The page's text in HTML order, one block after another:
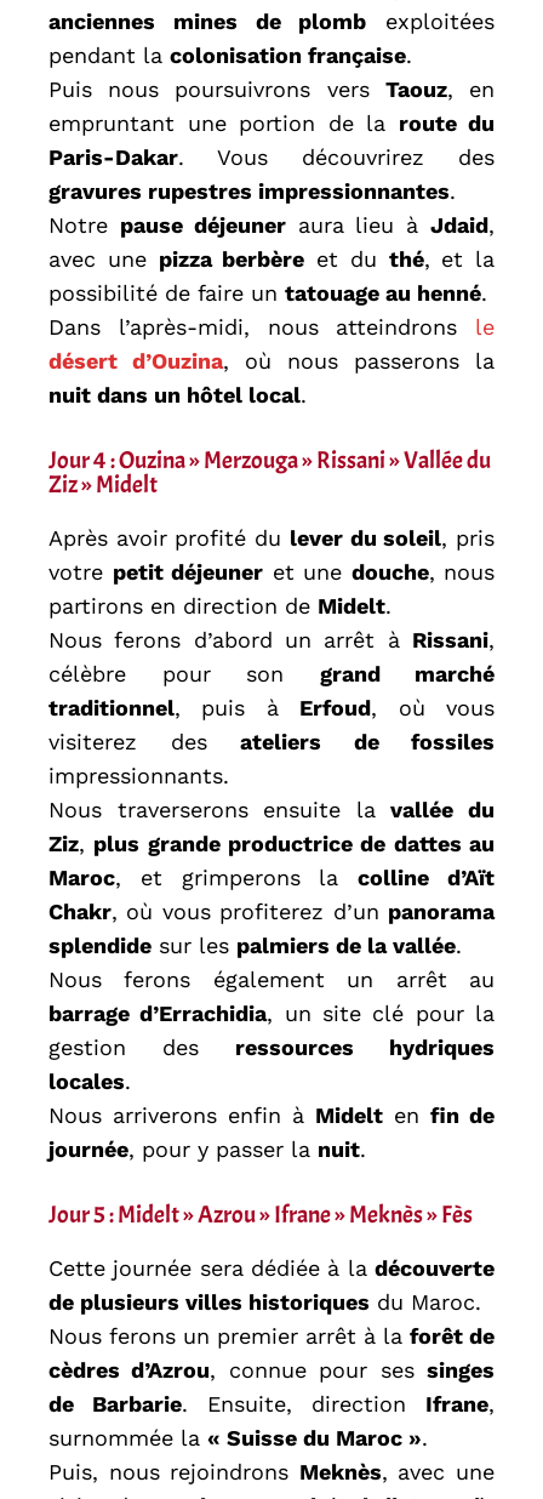
anciennes mines de plomb exploitées
pendant la colonisation française.
Puis nous poursuivrons vers Taouz, en
empruntant une portion de la route du
Paris-Dakar. Vous découvrirez des
gravures rupestres impressionnantes.
Notre pause déjeuneraura lieu àJdaid,
avec une pizza berbère et du thé, et la
possibilité de faire un tatouage au henné.
Dans l’après-midi, nous atteindrons le
désert d’Ouzina, où nous passerons la
nuit dans un hôtel local.
Jour 4 : Ouzina » Merzouga » Rissani » Vallée du
Ziz » Midelt
Après avoir profité du lever du soleil, pris
votre petit déjeuner et une douche, nous
partirons en direction de Midelt.
Nous ferons d’abord un arrêt à Rissani,
célèbre pour son grand marché
traditionnel, puis à Erfoud, où vous
visiterez des ateliers de fossiles
impressionnants.
Nous traverserons ensuite lavallée du
Ziz, plus grande productrice de dattes au
Maroc, et grimperons lacolline d’Aït
Chakr, où vous profiterez d’un panorama
splendide sur les palmiers de la vallée.
Nous ferons également un arrêt au
barrage d’Errachidia, un site clé pour la
gestion des ressources hydriques
locales.
Nous arriverons enfin à Midelt en fin de
journée, pour y passer la nuit.
Jour 5 : Midelt » Azrou » Ifrane » Meknès » Fès
Cette journée sera dédiée à la découverte
de plusieurs villes historiques du Maroc.
Nous ferons un premier arrêt à la forêt de
cèdres d’Azrou, connue pour sessinges
de Barbarie. Ensuite, direction Ifrane,
surnommée la « Suisse du Maroc ».
Puis, nous rejoindrons Meknès, avec une